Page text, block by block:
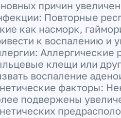
причин
Повторные
как насморк,
к воспалению и
Аллергические
клещи или
воспаление
факторы:
подвержены